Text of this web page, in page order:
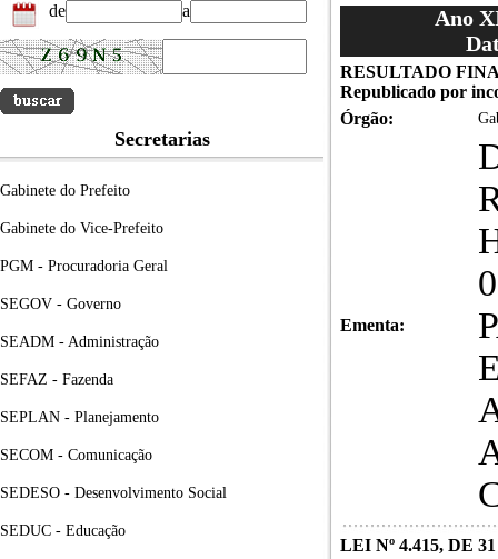
de a
Secretarias
Gabinete do Prefeito
Gabinete do Vice-Prefeito
PGM - Procuradoria Geral
SEGOV - Governo
SEADM - Administração
SEFAZ - Fazenda
SEPLAN - Planejamento
SECOM - Comunicação
SEDESO - Desenvolvimento Social
SEDUC - Educação
Ano
RESULTADO
Republicado por
Órgão:
Ementa:
LEI Nº 4.415, DE